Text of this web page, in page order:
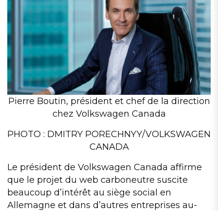
Pierre Boutin, président et chef de la direction
chez Volkswagen Canada
PHOTO : DMITRY PORECHNYY/VOLKSWAGEN
CANADA
Le président de Volkswagen Canada affirme
que le projet du web carboneutre suscite
beaucoup d’intérêt au siège social en
Allemagne et dans d’autres entreprises au-